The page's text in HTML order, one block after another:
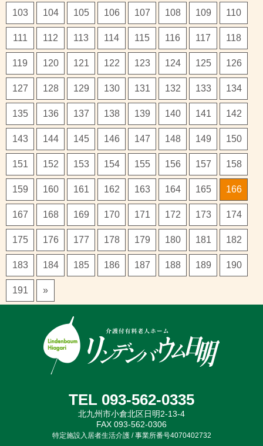
103 104 105 106 107 108 109 110
111 112 113 114 115 116 117 118
119 120 121 122 123 124 125 126
127 128 129 130 131 132 133 134
135 136 137 138 139 140 141 142
143 144 145 146 147 148 149 150
151 152 153 154 155 156 157 158
159 160 161 162 163 164 165 166
167 168 169 170 171 172 173 174
175 176 177 178 179 180 181 182
183 184 185 186 187 188 189 190
191 »
TEL 093-562-0335
北九州市小倉北区日明2-13-4
FAX 093-562-0306
特定施設入居者生活介護 / 事業所番号4070402732